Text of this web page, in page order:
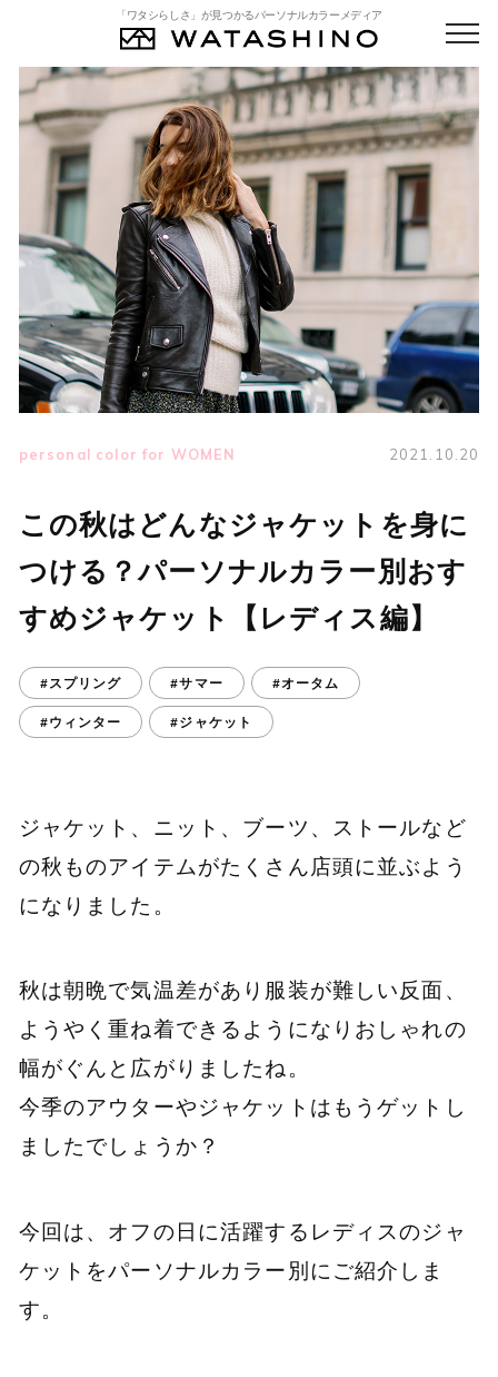
「ワタシらしさ」が見つかるパーソナルカラーメディア
personal color for WOMEN 2021.10.20
この秋はどんなジャケットを身に
つける？パーソナルカラー別おす
すめジャケット【レディス編】
#スプリング #サマー #オータム
#ウィンター #ジャケット
ジャケット、ニット、ブーツ、ストールなど
の秋ものアイテムがたくさん店頭に並ぶよう
になりました。
秋は朝晩で気温差があり服装が難しい反面、
ようやく重ね着できるようになりおしゃれの
幅がぐんと広がりましたね。
今季のアウターやジャケットはもうゲットし
ましたでしょうか？
今回は、オフの日に活躍するレディスのジャ
ケットをパーソナルカラー別にご紹介しま
す。